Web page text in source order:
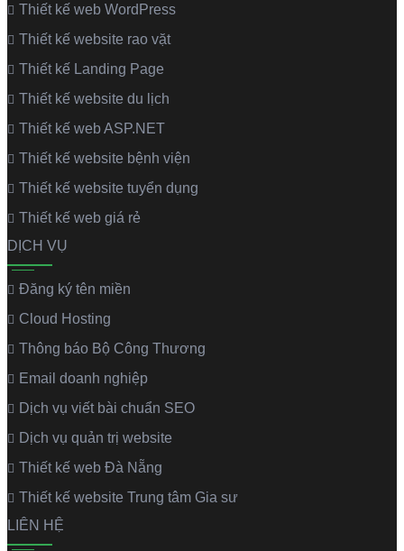
Thiết kế web WordPress
Thiết kế website rao vặt
Thiết kế Landing Page
Thiết kế website du lịch
Thiết kế web ASP.NET
Thiết kế website bệnh viện
Thiết kế website tuyển dụng
Thiết kế web giá rẻ
DỊCH VỤ
Đăng ký tên miền
Cloud Hosting
Thông báo Bộ Công Thương
Email doanh nghiệp
Dịch vụ viết bài chuẩn SEO
Dịch vụ quản trị website
Thiết kế web Đà Nẵng
Thiết kế website Trung tâm Gia sư
LIÊN HỆ